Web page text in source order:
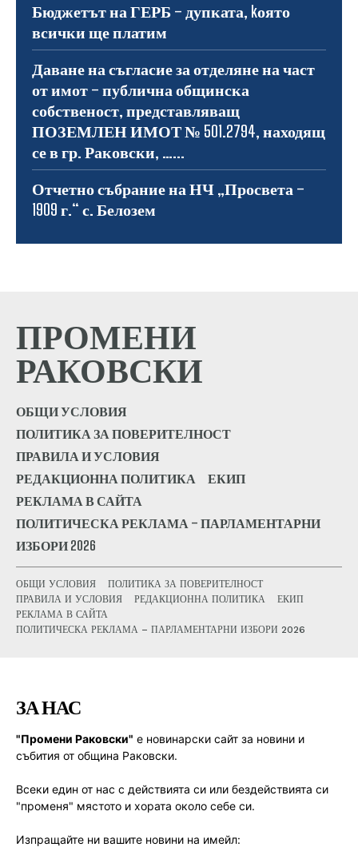
Бюджетът на ГЕРБ – дупката, kоято
всички ще платим
Даване на съгласие за отделяне на част
от имот – публична общинска
собственост, представляващ
ПОЗЕМЛЕН ИМОТ № 501.2794, находящ
се в гр. Раковски, …...
Отчетно събрание на НЧ „Просвета –
1909 г.“ с. Белозем
ПРОМЕНИ
РАКОВСКИ
ОБЩИ УСЛОВИЯ
ПОЛИТИКА ЗА ПОВЕРИТЕЛНОСТ
ПРАВИЛА И УСЛОВИЯ
РЕДАКЦИОННА ПОЛИТИКА
ЕКИП
РЕКЛАМА В САЙТА
ПОЛИТИЧЕСКА РЕКЛАМА – ПАРЛАМЕНТАРНИ
ИЗБОРИ 2026
ОБЩИ УСЛОВИЯ
ПОЛИТИКА ЗА ПОВЕРИТЕЛНОСТ
ПРАВИЛА И УСЛОВИЯ
РЕДАКЦИОННА ПОЛИТИКА
ЕКИП
РЕКЛАМА В САЙТА
ПОЛИТИЧЕСКА РЕКЛАМА – ПАРЛАМЕНТАРНИ ИЗБОРИ 2026
ЗА НАС
"Промени Раковски" е новинарски сайт за новини и
събития от община Раковски.
Всеки един от нас с действията си или бездействията си
"променя" мястото и хората около себе си.
Изпращайте ни вашите новини на имейл: